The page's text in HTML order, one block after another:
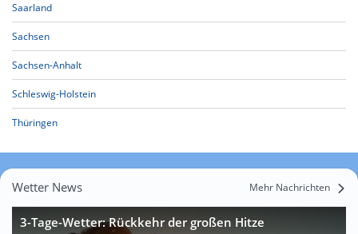
Saarland
Sachsen
Sachsen-Anhalt
Schleswig-Holstein
Thüringen
Wetter News Mehr Nachrichten
3-Tage-Wetter: Rückkehr der großen Hitze